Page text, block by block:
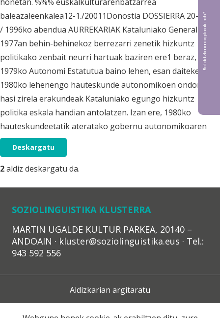
baleazaleenkalea12-1./20011Donostia DOSSIERRA 20-21. zk
/ 1996ko abendua AURREKARIAK Kataluniako Generalitatea
1977an behin-behinekoz berrezarri zenetik hizkuntz
politikako zenbait neurri hartuak baziren ere1 beraz,
1979ko Autonomi Estatutua baino lehen, esan daiteke
1980ko lehenengo hauteskunde autonomikoen ondoren
hasi zirela erakundeak Kataluniako egungo hizkuntz
politika eskala handian antolatzen. Izan ere, 1980ko
hauteskundeetatik ateratako gobernu autonomikoaren
Deskargatu
2aldiz deskargatu da.
SOZIOLINGUISTIKA KLUSTERRA
MARTIN UGALDE KULTUR PARKEA, 20140 –
ANDOAIN · kluster@soziolinguistika.eus · Tel.:
943 592 556
Aldizkarian argitaratu
Lege Oharra
Bat aldizkarian argitaratu nahi?